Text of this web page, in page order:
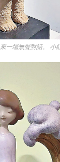
一場無聲對話。 小